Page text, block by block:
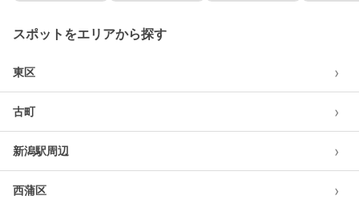
スポットをエリアから探す
東区 ›
古町 ›
新潟駅周辺 ›
西蒲区 ›